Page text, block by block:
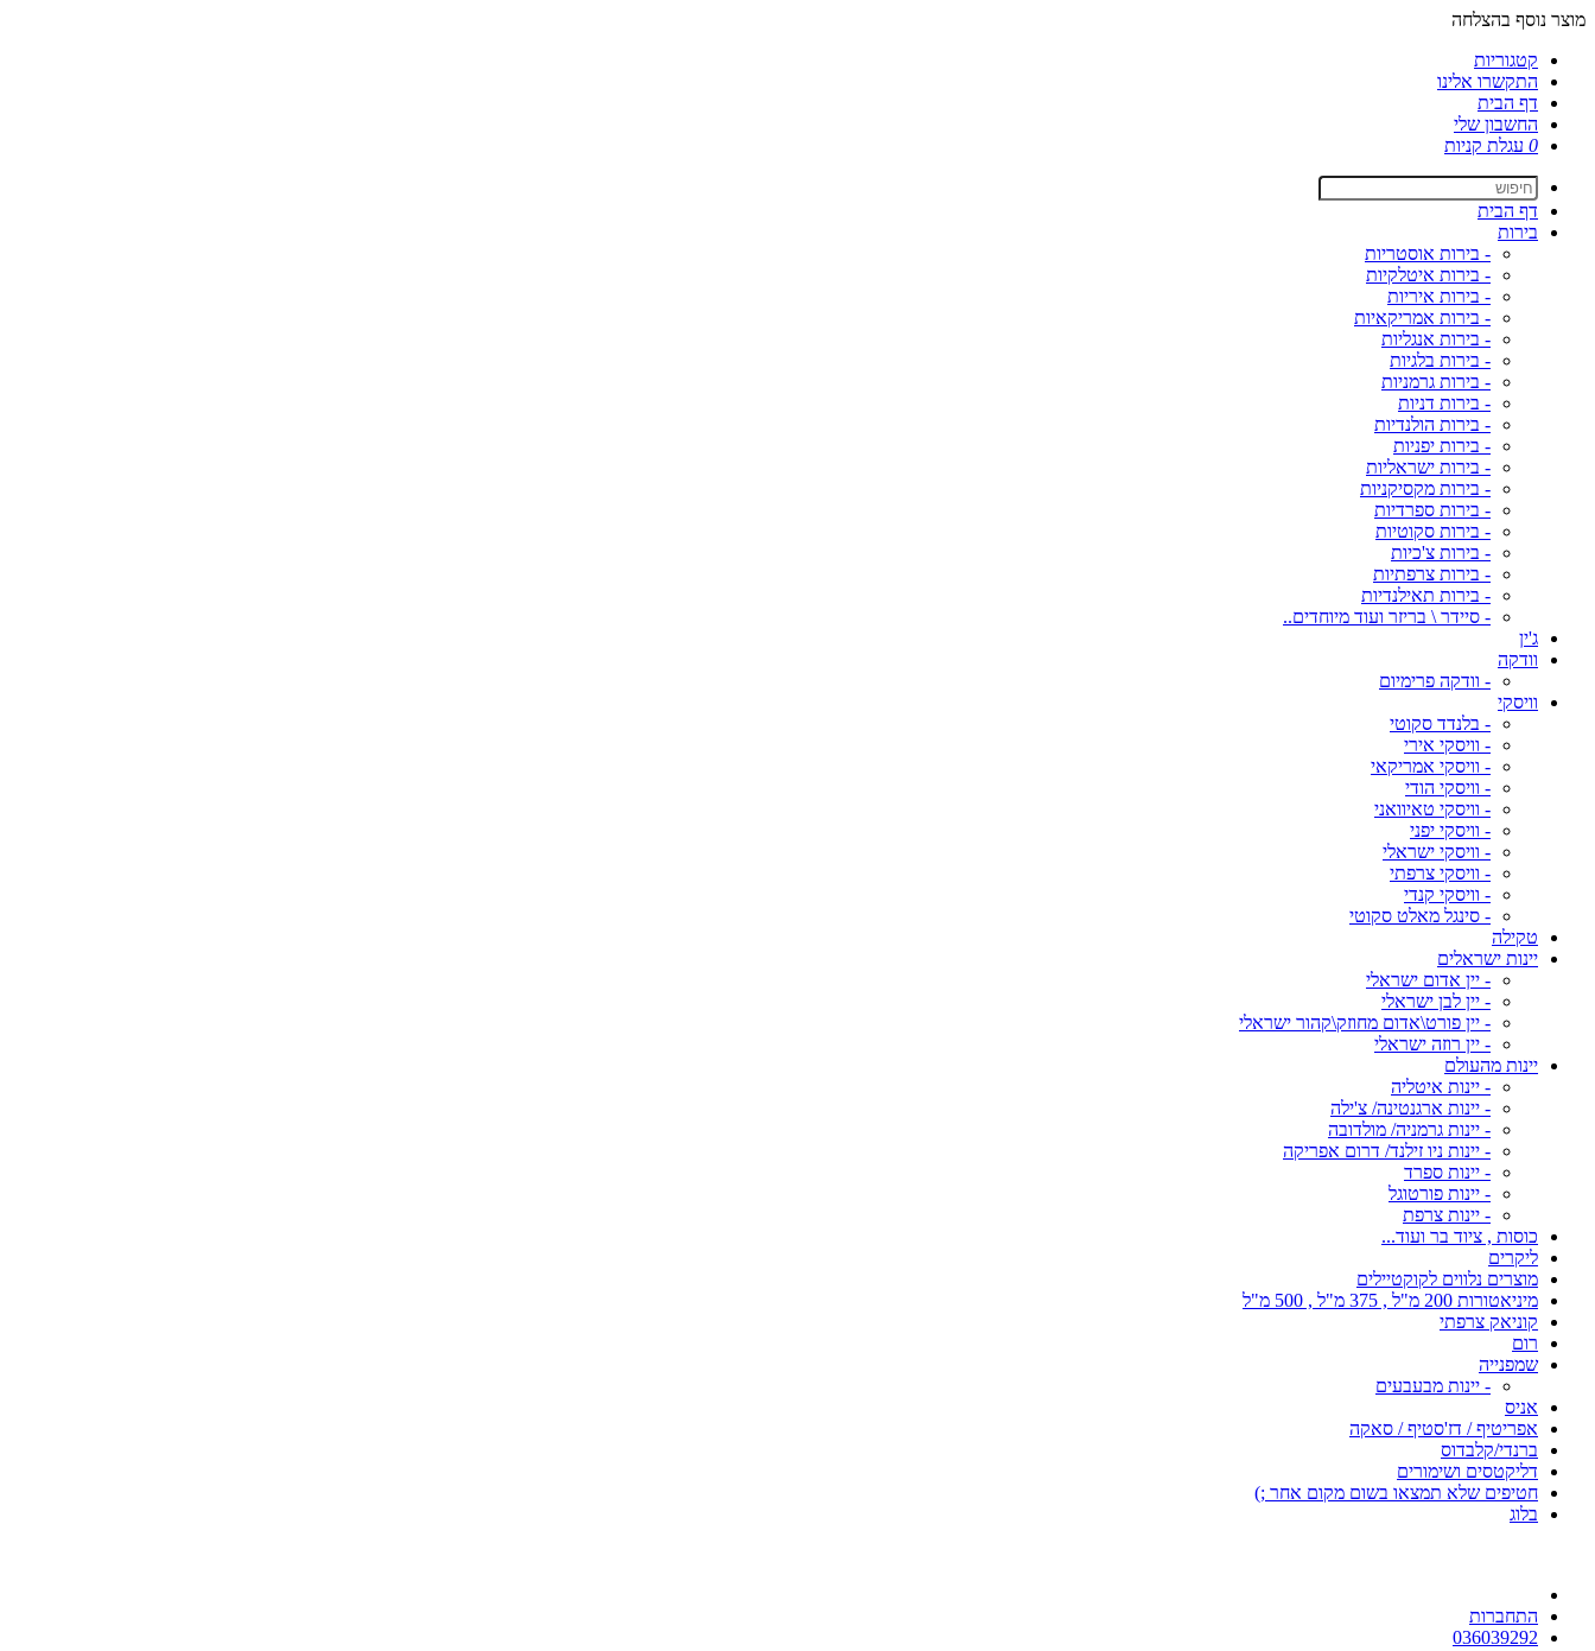
מוצר נוסף בהצלחה
קטגוריות
התקשרו אלינו
דף הבית
החשבון שלי
0 עגלת קניות
דף הבית
בירות
- בירות אוסטריות
- בירות איטלקיות
- בירות איריות
- בירות אמריקאיות
- בירות אנגליות
- בירות בלגיות
- בירות גרמניות
- בירות דניות
- בירות הולנדיות
- בירות יפניות
- בירות ישראליות
- בירות מקסיקניות
- בירות ספרדיות
- בירות סקוטיות
- בירות צ'כיות
- בירות צרפתיות
- בירות תאילנדיות
- סיידר \ בריזר ועוד מיוחדים..
ג'ין
וודקה
- וודקה פרימיום
וויסקי
- בלנדד סקוטי
- וויסקי אירי
- וויסקי אמריקאי
- וויסקי הודי
- וויסקי טאיוואני
- וויסקי יפני
- וויסקי ישראלי
- וויסקי צרפתי
- וויסקי קנדי
- סינגל מאלט סקוטי
טקילה
יינות ישראלים
- יין אדום ישראלי
- יין לבן ישראלי
- יין פורט\אדום מחוזק\קהור ישראלי
- יין רוזה ישראלי
יינות מהעולם
- יינות איטליה
- יינות ארגנטינה/ צ'ילה
- יינות גרמניה/ מולדובה
- יינות ניו זילנד/ דרום אפריקה
- יינות ספרד
- יינות פורטוגל
- יינות צרפת
כוסות , ציוד בר ועוד...
ליקרים
מוצרים נלווים לקוקטיילים
מיניאטורות 200 מ"ל , 375 מ"ל , 500 מ"ל
קוניאק צרפתי
רום
שמפנייה
- יינות מבעבעים
אניס
אפריטיף / דז'סטיף / סאקה
ברנדי/קלבדוס
דליקטסים ושימורים
חטיפים שלא תמצאו בשום מקום אחר ;)
בלוג
התחברות
036039292